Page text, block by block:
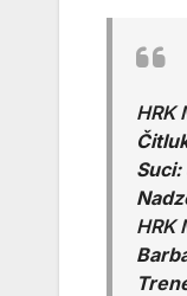
HRK
HRK